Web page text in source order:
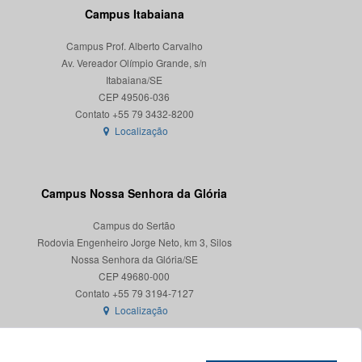
Campus Itabaiana
Campus Prof. Alberto Carvalho
Av. Vereador Olímpio Grande, s/n
Itabaiana/SE
CEP 49506-036
Localização
Campus Nossa Senhora da Glória
Campus do Sertão
Rodovia Engenheiro Jorge Neto, km 3, Silos
Nossa Senhora da Glória/SE
CEP 49680-000
Contato +55 79 3194-7127
Localização